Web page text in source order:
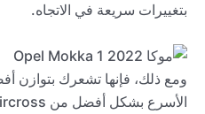
بتغييرات سريعة في الاتجاه.
ومع ذلك، فإنها تشعرك بتوازن